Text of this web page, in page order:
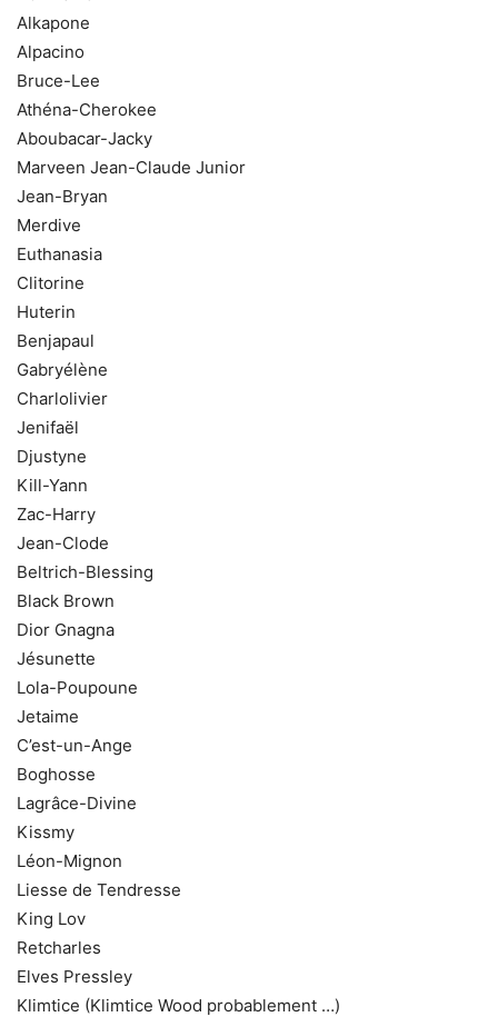
Alkapone
Alpacino
Bruce-Lee
Athéna-Cherokee
Aboubacar-Jacky
Marveen Jean-Claude Junior
Jean-Bryan
Merdive
Euthanasia
Clitorine
Huterin
Benjapaul
Gabryélène
Charlolivier
Jenifaël
Djustyne
Kill-Yann
Zac-Harry
Jean-Clode
Beltrich-Blessing
Black Brown
Dior Gnagna
Jésunette
Lola-Poupoune
Jetaime
C’est-un-Ange
Boghosse
Lagrâce-Divine
Kissmy
Léon-Mignon
Liesse de Tendresse
King Lov
Retcharles
Elves Pressley
Klimtice (Klimtice Wood probablement …)